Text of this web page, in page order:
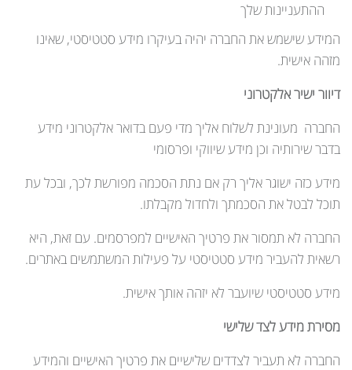
ההתעניינות שלך
המידע שישמש את החברה יהיה בעיקרו מידע סטטיסטי, שאינו
מזהה אישית.
דיוור ישיר אלקטרוני
החברה מעונינת לשלוח אליך מדי פעם בדואר אלקטרוני מידע
בדבר שירותיה וכן מידע שיווקי ופרסומי
מידע כזה ישוגר אליך רק אם נתת הסכמה מפורשת לכך, ובכל עת
תוכל לבטל את הסכמתך ולחדול מקבלתו.
החברה לא תמסור את פרטיך האישיים למפרסמים. עם זאת, היא
רשאית להעביר מידע סטטיסטי על פעילות המשתמשים באתרים.
מידע סטטיסטי שיועבר לא יזהה אותך אישית.
מסירת מידע לצד שלישי
החברה לא תעביר לצדדים שלישיים את פרטיך האישיים והמידע